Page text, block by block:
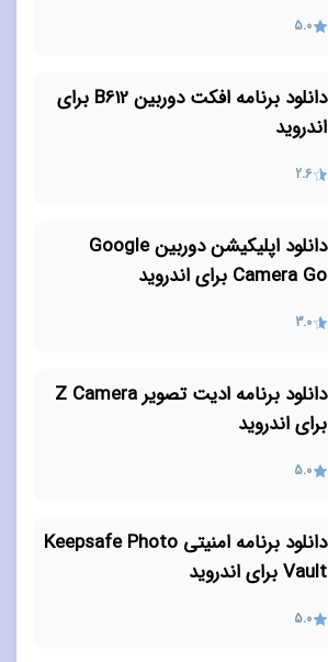
5.0
دانلود برنامه افکت دوربین B612 برای
اندروید
2.6
دانلود اپلیکیشن دوربین Google
Camera Go برای اندروید
3.0
دانلود برنامه ادیت تصویر Z Camera
برای اندروید
5.0
دانلود برنامه امنیتی Keepsafe Photo
Vault برای اندروید
5.0